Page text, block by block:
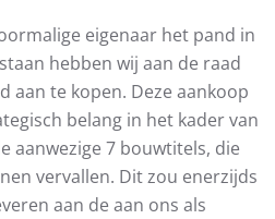
eigenaar het pand in
hebben wij aan de raad
aan te kopen. Deze aankoop
belang in het kader van
aanwezige 7 bouwtitels, die
vervallen. Dit zou enerzijds
aan de aan ons als